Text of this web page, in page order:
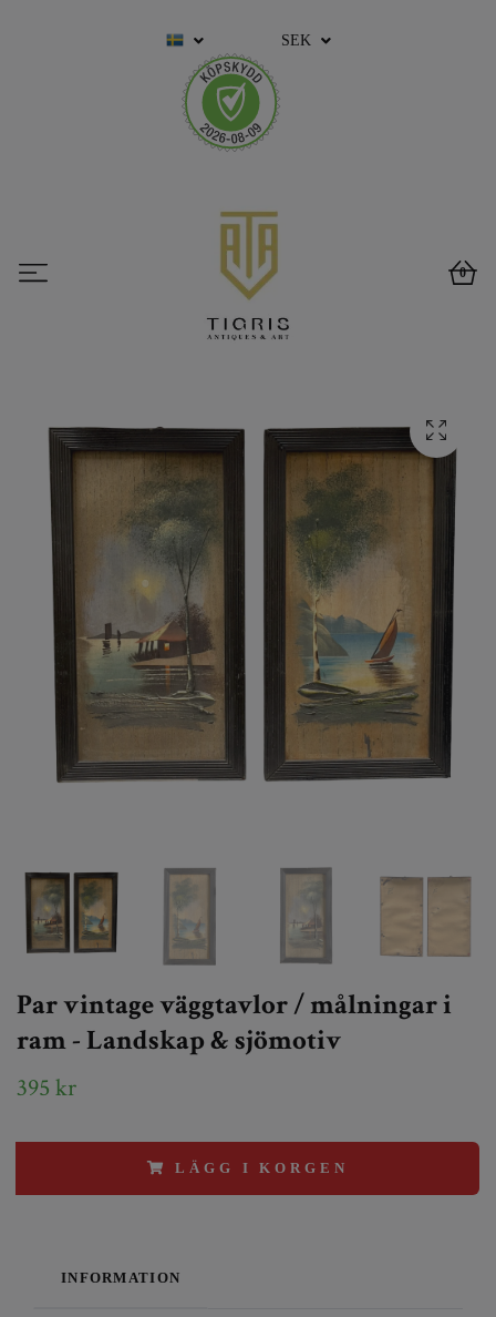
SEK
0
Par vintage väggtavlor / målningar i
ram - Landskap & sjömotiv
395 kr
LÄGG I KORGEN
INFORMATION